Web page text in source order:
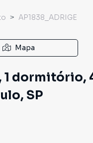
AP1838_ADRIGE
Mapa
dormitório,
SP